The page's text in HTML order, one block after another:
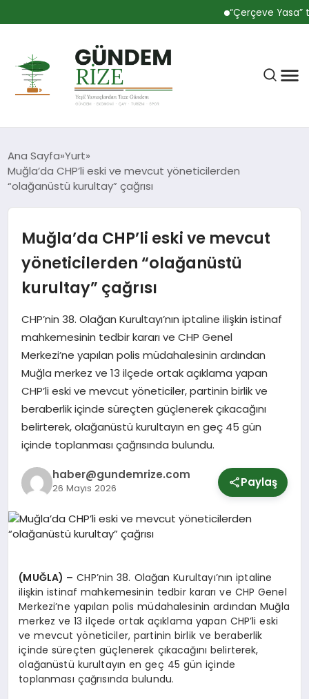
“Çerçeve Yasa”
RIZE
BÜLTEN
GÜNDEM
SPOR
YURT
Ana Sayfa Yurt
Muğla’da CHP’li eski ve mevcut yöneticilerden
“olağanüstü kurultay” çağrısı
Muğla’da CHP’li eski ve mevcut
yöneticilerden “olağanüstü
kurultay” çağrısı
CHP’nin 38. Olağan Kurultayı’nın iptaline ilişkin istinaf
mahkemesinin tedbir kararı ve CHP Genel
Merkezi’ne yapılan polis müdahalesinin ardından
Muğla merkez ve 13 ilçede ortak açıklama yapan
CHP’li eski ve mevcut yöneticiler, partinin birlik ve
beraberlik içinde süreçten güçlenerek çıkacağını
belirterek, olağanüstü kurultayın en geç 45 gün
içinde toplanması çağrısında bulundu.
haber@gundemrize.com
26 Mayıs 2026 Paylaş
(MUĞLA) – CHP’nin 38. Olağan Kurultayı’nın iptaline
ilişkin istinaf mahkemesinin tedbir kararı ve CHP Genel
Merkezi’ne yapılan polis müdahalesinin ardından Muğla
merkez ve 13 ilçede ortak açıklama yapan CHP’li eski
ve mevcut yöneticiler, partinin birlik ve beraberlik
içinde süreçten güçlenerek çıkacağını belirterek,
olağanüstü kurultayın en geç 45 gün içinde
toplanması çağrısında bulundu.